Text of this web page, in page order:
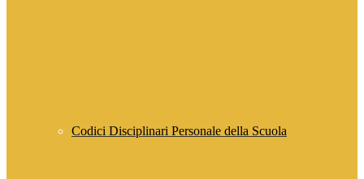
Codici Disciplinari Personale della Scuola